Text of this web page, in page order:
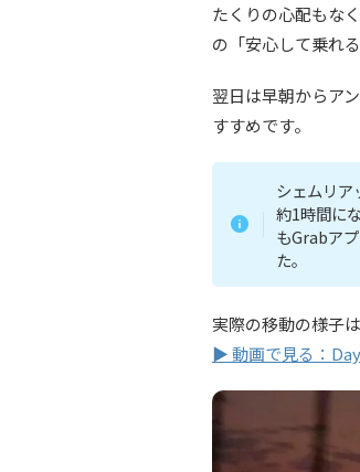
たくりの心配もな
の「安心して乗れ
翌日は早朝からア
すすめです。
シェムリア
約1時間に
もGrabア
た。
実際の移動の様子
▶ 動画で見る：